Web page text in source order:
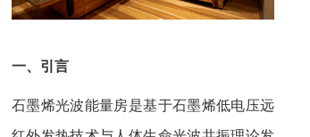
一、引言
石墨烯光波能量房是基于石墨烯低电压远